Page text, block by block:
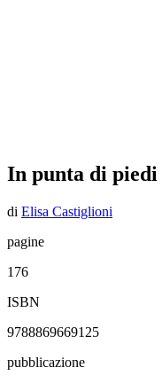
In punta di piedi
di Elisa Castiglioni
pagine
176
ISBN
9788869669125
pubblicazione